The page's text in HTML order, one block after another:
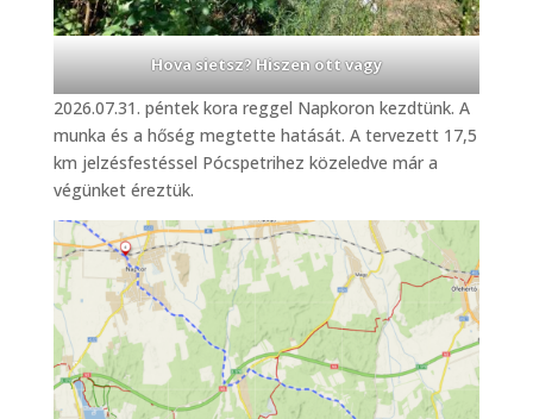
Hova sietsz? Hiszen ott vagy
2026.07.31. péntek kora reggel Napkoron kezdtünk. A
munka és a hőség megtette hatását. A tervezett 17,5
km jelzésfestéssel Pócspetrihez közeledve már a
végünket éreztük.